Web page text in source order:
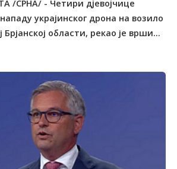
/СРНА/ - Четири дјевојчице
украјинског дрона на возило
Брјанској области, рекао је врши...